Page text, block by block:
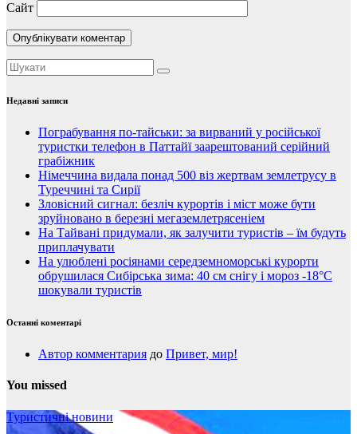
Сайт
Недавні записи
Пограбування по-тайськи: за вирваний у російської
туристки телефон в Паттайї заарештований серійний
грабіжник
Німеччина видала понад 500 віз жертвам землетрусу в
Туреччині та Сирії
Зловісний сигнал: безліч курортів і міст може бути
зруйновано в березні мегаземлетрясеніем
На Тайвані придумали, як залучити туристів – їм будуть
приплачувати
На улюблені росіянами середземноморські курорти
обрушилася Сибірська зима: 40 см снігу і мороз -18°C
шокували туристів
Останні коментарі
Автор комментария до Привет, мир!
You missed
Туристичні новини